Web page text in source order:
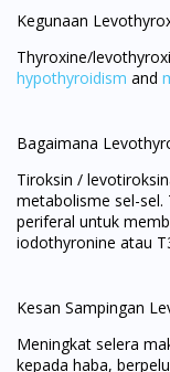
Kegunaan
Thyroxine/
hypothyroidism and
Bagaimana
Tiroksin /
metabolisme sel-
periferal untuk
iodothyronine atau
Kesan Sampingan
Meningkat selera
kepada haba,